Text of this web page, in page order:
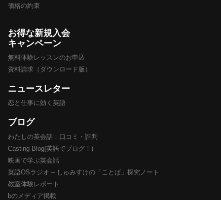
価格の約束
お得な新規入会
キャンペーン
無料体験レッスンのお申込
資料請求（ダウンロード版）
ニュースレター
恋と仕事に効く英語
ブログ
わたしの英会話：口コミ・評判
Casting Blog(英語でブログ！)
映画で学ぶ英会話
英語OSラジオ – しゅみすけの「ことば」探究ノート
教室体験レポート
bのメディア掲載